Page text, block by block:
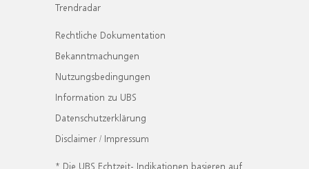
Trendradar
Rechtliche Dokumentation
Bekanntmachungen
Nutzungsbedingungen
Information zu UBS
Datenschutzerklärung
Disclaimer / Impressum
* Die UBS Echtzeit- Indikationen basieren auf